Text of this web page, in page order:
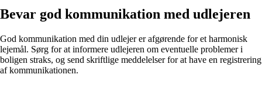
Bevar god kommunikation med udlejeren
God kommunikation med din udlejer er afgørende for et harmonisk
lejemål. Sørg for at informere udlejeren om eventuelle problemer i
boligen straks, og send skriftlige meddelelser for at have en registrering
af kommunikationen.